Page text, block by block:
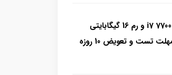
مینی کیس استوک اچ پی Prodesk G3 600 با پردازنده اینتل i7 7700 و رم 16 گیگابایتی